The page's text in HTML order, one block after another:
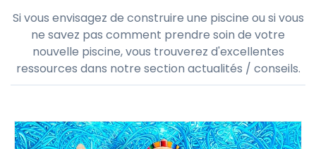
Si vous envisagez de construire une piscine ou si vous
ne savez pas comment prendre soin de votre
nouvelle piscine, vous trouverez d'excellentes
ressources dans notre section actualités / conseils.